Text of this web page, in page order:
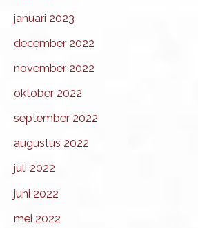
januari 2023
december 2022
november 2022
oktober 2022
september 2022
augustus 2022
juli 2022
juni 2022
mei 2022